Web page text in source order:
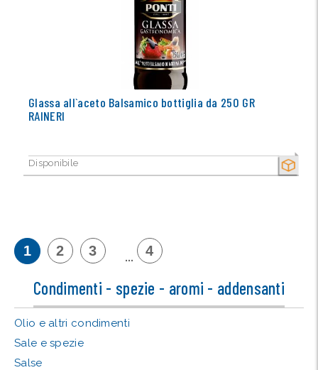
SECCO
Glassa all`aceto Balsamico bottiglia da 250 GR
RAINERI
Disponibile
1 2 3 ... 4
Condimenti - spezie - aromi - addensanti
Olio e altri condimenti
Sale e spezie
Salse